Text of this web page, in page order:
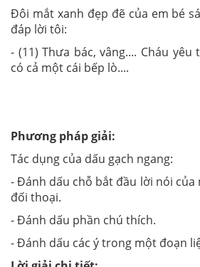
Đôi mắt xanh đẹp đẽ của em bé
đáp lời tôi:
- (11) Thưa bác, vâng.... Cháu yêu
có cả một cái bếp lò....
Phương pháp giải:
Tác dụng của dấu gạch ngang:
- Đánh dấu chỗ bắt đầu lời nói
đối thoại.
- Đánh dấu phần chú thích.
- Đánh dấu các ý trong một đoạn